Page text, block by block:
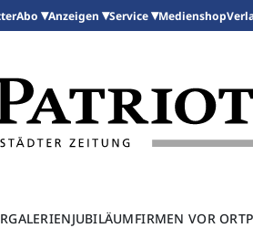
Abo Anzeigen Service Medienshop
JUBILÄUMFIRMEN VOR ORT